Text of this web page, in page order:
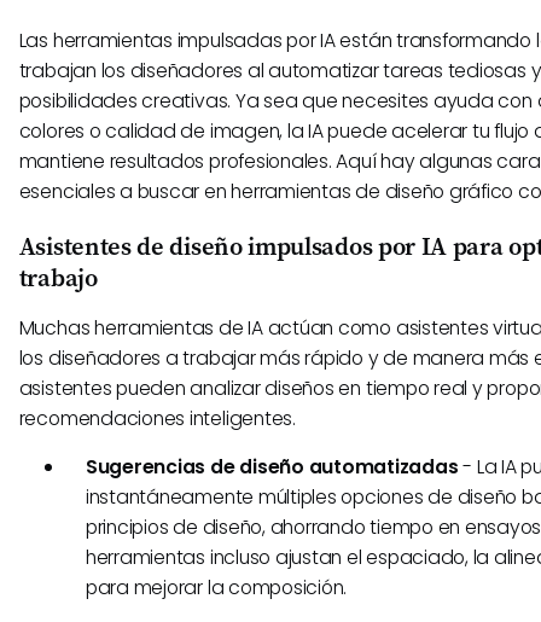
Las herramientas impulsadas por IA están transformando
trabajan los diseñadores al automatizar tareas tediosas
posibilidades creativas. Ya sea que necesites ayuda con
colores o calidad de imagen, la IA puede acelerar tu flujo
mantiene resultados profesionales. Aquí hay algunas
esenciales a buscar en herramientas de diseño gráfico
Asistentes de diseño impulsados por IA para
trabajo
Muchas herramientas de IA actúan como asistentes
los diseñadores a trabajar más rápido y de manera más
asistentes pueden analizar diseños en tiempo real y
recomendaciones inteligentes.
Sugerencias de diseño automatizadas- La IA
instantáneamente múltiples opciones de diseño
principios de diseño, ahorrando tiempo en
herramientas incluso ajustan el espaciado, la
para mejorar la composición.